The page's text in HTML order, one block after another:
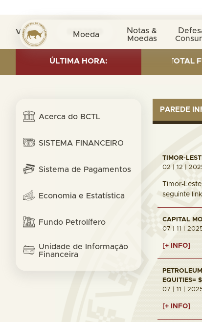
Moeda Notas &
Moedas
Defesa do
Visita nº 0033830
ÚLTIMA HORA:
AS OF 30 SEP. 2025: TOTAL FUND=
Acerca do BCTL
SISTEMA FINANCEIRO
Sistema de Pagamentos
Economia e Estatística
Fundo Petrolífero
Unidade de Informação
Financeira
PAREDE
TIMOR-
02 | 12 |
Timor-
seguinte
CAPITAL
07 | 11 |
[+ INFO]
EQUITIES=
07 | 11 |
[+ INFO]